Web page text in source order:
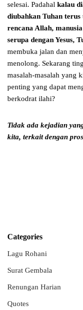
selesai. Padahal kalau
diubahkan Tuhan terus
rencana Allah,
serupa dengan Yesus,
membuka jalan dan
menolong. Sekarang
masalah-masalah yang
penting yang dapat
berkodrat ilahi?
Tidak ada kejadian
kita, terkait dengan
Categories
Lagu Rohani
Surat Gembala
Renungan Harian
Quotes